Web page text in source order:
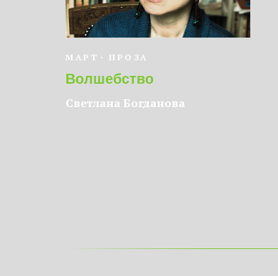
МАРТ ПРОЗА
Волшебство
Светлана Богданова